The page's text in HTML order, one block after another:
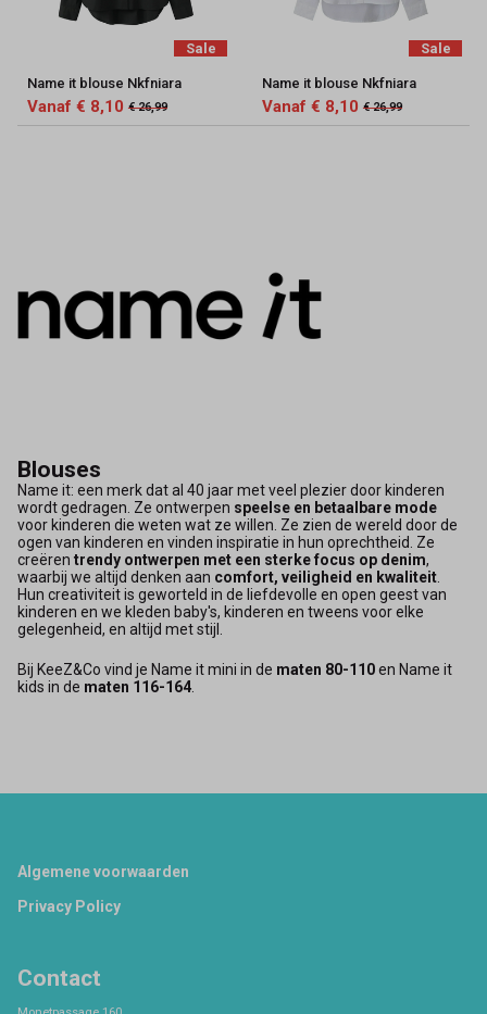
Sale
Name it blouse Nkfniara
Vanaf € 8,10 € 26,99
Sale
Name it blouse Nkfniara
Vanaf € 8,10 € 26,99
Blouses
Name it: een merk dat al 40 jaar met veel plezier door kinderen
wordt gedragen. Ze ontwerpen speelse en betaalbare mode
voor kinderen die weten wat ze willen. Ze zien de wereld door de
ogen van kinderen en vinden inspiratie in hun oprechtheid. Ze
creëren trendy ontwerpen met een sterke focus op denim,
waarbij we altijd denken aan comfort, veiligheid en kwaliteit
Hun creativiteit is geworteld in de liefdevolle en open geest van
kinderen en we kleden baby's, kinderen en tweens voor elke
gelegenheid, en altijd met stijl.
Bij KeeZ&Co vind je Name it mini in de maten 80-110en Name it
kids in de maten 116-164
Footer
Algemene voorwaarden
Privacy Policy
Contact